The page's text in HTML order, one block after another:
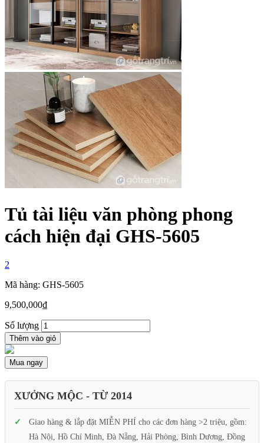
Tủ tài liệu văn phòng phong
cách hiện đại GHS-5605
2
Mã hàng: GHS-5605
9,500,000₫
Số lượng
Thêm vào giỏ
Mua ngay
XƯỞNG MỘC - TỪ 2014
Giao hàng & lắp đặt MIỄN PHÍ cho các đơn hàng >2 triệu, gồm:
Hà Nội, Hồ Chí Minh, Đà Nẵng, Hải Phòng, Bình Dương, Đồng